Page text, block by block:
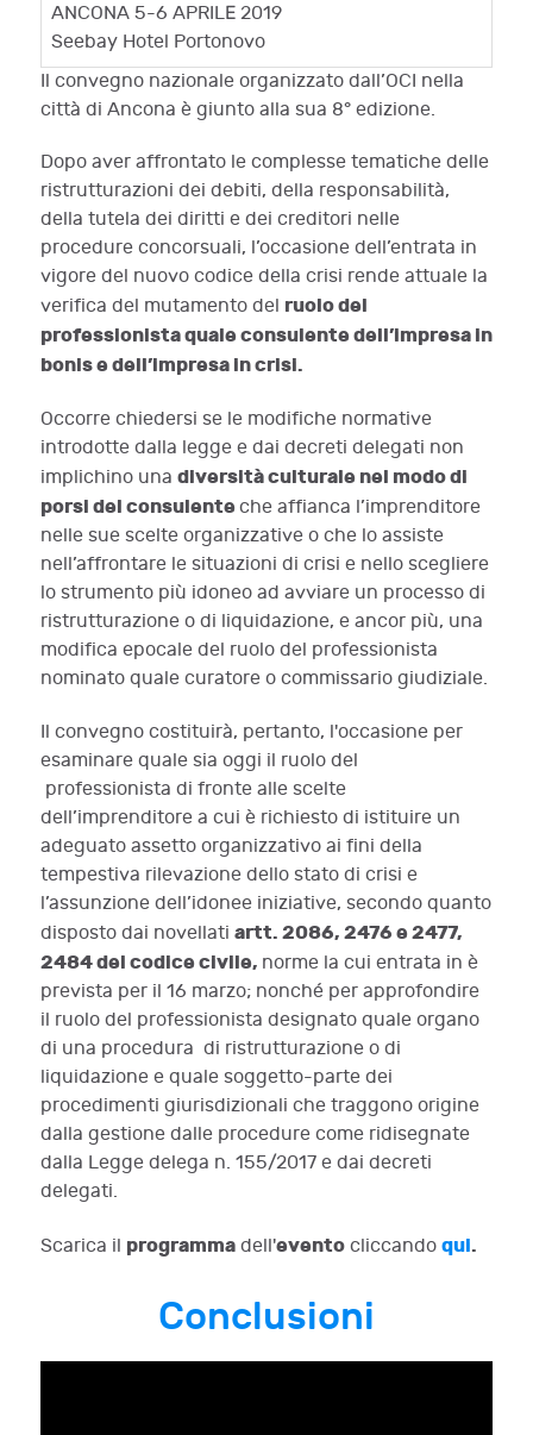
ANCONA 5-6 APRILE 2019
Seebay Hotel Portonovo
Il convegno nazionale organizzato dall’OCI nella
città di Ancona è giunto alla sua 8° edizione.
Dopo aver affrontato le complesse tematiche delle
ristrutturazioni dei debiti, della responsabilità,
della tutela dei diritti e dei creditori nelle
procedure concorsuali, l’occasione dell’entrata in
vigore del nuovo codice della crisi rende attuale la
verifica del mutamento del ruolo del
professionista quale consulente dell’impresa in
bonis e dell’impresa in crisi.
Occorre chiedersi se le modifiche normative
introdotte dalla legge e dai decreti delegati non
implichino una diversità culturale nel modo di
porsi del consulenteche affianca l’imprenditore
nelle sue scelte organizzative o che lo assiste
nell’affrontare le situazioni di crisi e nello scegliere
lo strumento più idoneo ad avviare un processo di
ristrutturazione o di liquidazione, e ancor più, una
modifica epocale del ruolo del professionista
nominato quale curatore o commissario giudiziale.
Il convegno costituirà, pertanto, l'occasione per
esaminare quale sia oggi il ruolo del
professionista di fronte alle scelte
dell’imprenditore a cui è richiesto di istituire un
adeguato assetto organizzativo ai fini della
tempestiva rilevazione dello stato di crisi e
l’assunzione dell’idonee iniziative, secondo quanto
disposto dai novellati artt. 2086, 2476 e 2477,
2484 del codice civile, norme la cui entrata in è
prevista per il 16 marzo; nonché per approfondire
il ruolo del professionista designato quale organo
di una procedura di ristrutturazione o di
liquidazione e quale soggetto-parte dei
procedimenti giurisdizionali che traggono origine
dalla gestione dalle procedure come ridisegnate
dalla Legge delega n. 155/2017 e dai decreti
delegati.
Scarica il programma dell'evento cliccando qui.
Conclusioni